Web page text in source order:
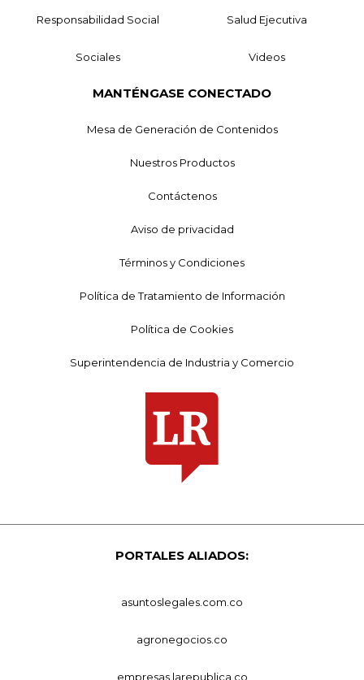
Responsabilidad Social Salud Ejecutiva
Sociales Videos
MANTÉNGASE CONECTADO
Mesa de Generación de Contenidos
Nuestros Productos
Contáctenos
Aviso de privacidad
Términos y Condiciones
Política de Tratamiento de Información
Política de Cookies
Superintendencia de Industria y Comercio
PORTALES ALIADOS:
asuntoslegales.com.co
agronegocios.co
empresas.larepublica.co